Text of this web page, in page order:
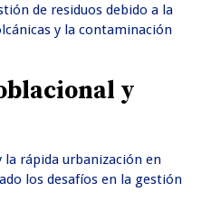
de residuos debido a la
y la contaminación
y
rápida urbanización en
los desafíos en la gestión